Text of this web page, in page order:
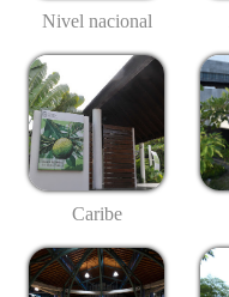
Nivel nacional
Caribe